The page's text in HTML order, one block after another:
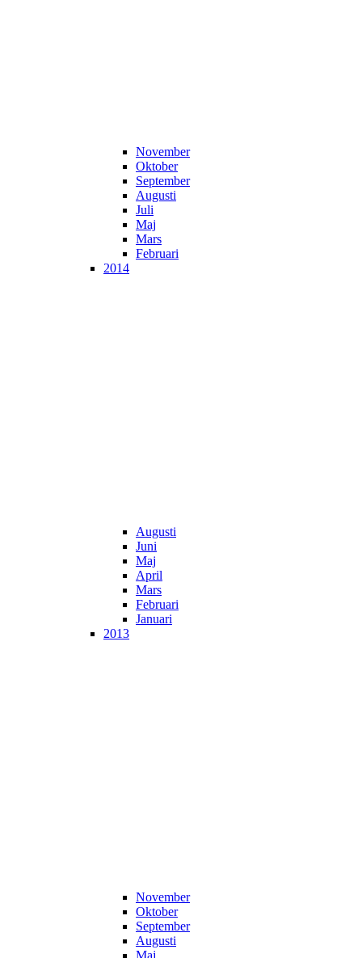
November
Oktober
September
Augusti
Juli
Maj
Mars
Februari
2014
Augusti
Juni
Maj
April
Mars
Februari
Januari
2013
November
Oktober
September
Augusti
Maj